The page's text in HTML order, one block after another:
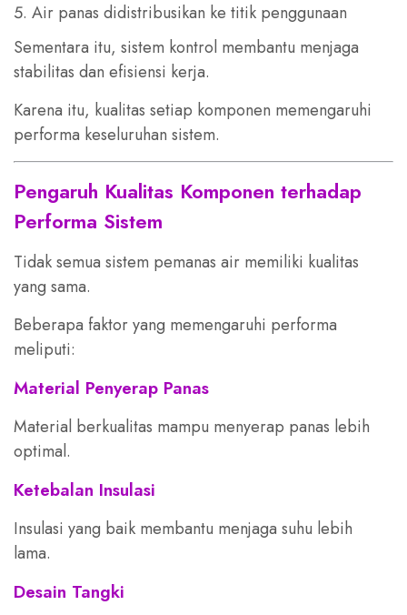
Air panas didistribusikan ke titik penggunaan
Sementara itu, sistem kontrol membantu menjaga
stabilitas dan efisiensi kerja.
Karena itu, kualitas setiap komponen memengaruhi
performa keseluruhan sistem.
Pengaruh Kualitas Komponen terhadap
Performa Sistem
Tidak semua sistem pemanas air memiliki kualitas
yang sama.
Beberapa faktor yang memengaruhi performa
meliputi:
Material Penyerap Panas
Material berkualitas mampu menyerap panas lebih
optimal.
Ketebalan Insulasi
Insulasi yang baik membantu menjaga suhu lebih
lama.
Desain Tangki